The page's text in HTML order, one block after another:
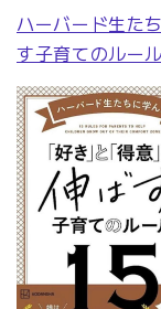
ハーバード生た
す子育てのルー